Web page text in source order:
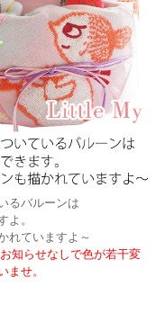
るバルーンは
よ。
れていますよ～
知らせなしで色が若干変
ませ。